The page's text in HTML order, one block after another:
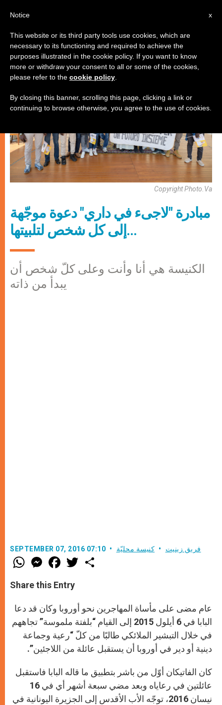
كنيسة محليّة
Copyright Photo.va
مبادرة "لاجىء في داري" دعوة موجّهة
إلى كل شخص لتلبيتها…
الكنيسة هي أنا وأنت وعلى كلّ شخص أن
يبدأ من ذاته
SEPTEMBER 07, 2016 07:10 فريق زينيت كنيسة محليّة
W
h
t
s
p
p
M
e
s
e
g
e
r
F
a
e
b
k
w
Share this Entry
عام مضى على مأساة المهاجرين نحو أوروبا وكان قد دعا
البابا في 6 أيلول 2015 إلى القيام “بلفتة ملموسة” تجاههم
في خلال التبشير الملائكي طالبًا من كلّ “رعية وجماعة
دينية أو دير في أوروبا أن يستقبل عائلة من اللاجئين”.
كان الفاتيكان أوّل من باشر بتطبيق ما قاله البابا فاستقبل
عائلتين في رعاياه وبعد مضي سبعة أشهر أي في 16
نيسان 2016، توجّه الأب الأقدس إلى الجزيرة اليونانية في
x
Notice
This website or its third party tools use cookies, which are
necessary to its functioning and required to achieve the
purposes illustrated in the cookie policy. If you want to know
more or withdraw your consent to all or some of the cookies,
please refer to the cookie policy
By closing this banner, scrolling this page, clicking a link or
continuing to browse otherwise, you agree to the use of cookies.